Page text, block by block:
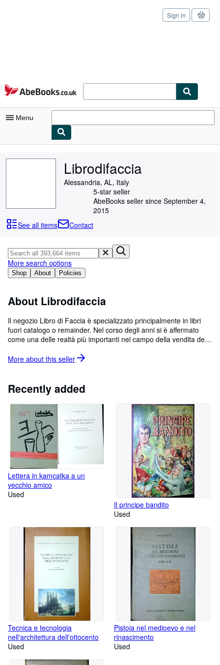
Skip to main content
AbeBooks.co.uk
Sign in
Menu
Browse Collections
Art & Collectables
Textbooks
Start Selling
Help
CLOSE
Librodifaccia
Alessandria, AL, Italy
5-star seller
AbeBooks seller since September 4,
2015
See all items
Contact
Shop About Policies
More search options
About Librodifaccia
Il negozio Libro di Faccia è specializzato principalmente in libri
fuori catalogo o remainder. Nel corso degli anni si è affermato
come una delle realtà più importanti nel campo della vendita dei
More about this seller
Recently added
Lettera in kamcatka a un
vecchio amico
Used
Il principe bandito
Used
Tecnica e tecnologia
nell'architettura dell'ottocento
Used
Pistoia nel medioevo e nel
rinascimento
Used